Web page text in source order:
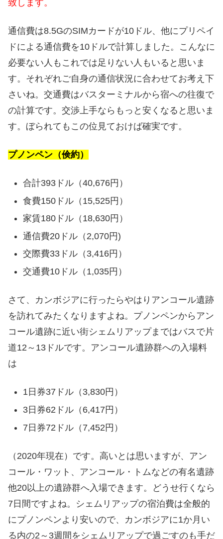
致します。
通信費は8.5GのSIMカードが10ドル、他にプリペイ
ドによる通信費を10ドルで計算しました。こんなに
必要ない人もこれでは足りない人もいると思いま
す。それぞれご自身の通信状況に合わせてお考え下
さいね。交通費はバスターミナルから宿への往復で
の計算です。交渉上手ならもっと安くなると思いま
す。ぼられてもこの位見ておけば確実です。
プノンペン（倹約）
合計393ドル（40,676円）
食費150ドル（15,525円）
家賃180ドル（18,630円）
通信費20ドル（2,070円)
交際費33ドル（3,416円）
交通費10ドル（1,035円）
さて、カンボジアに行ったらやはりアンコール遺跡
を訪れてみたくなりますよね。プノンペンからアン
コール遺跡に近い街シェムリアップまではバスで片
道12～13ドルです。アンコール遺跡群への入場料
は
1日券37ドル（3,830円）
3日券62ドル（6,417円）
7日券72ドル（7,452円）
（2020年現在）です。高いとは思いますが、アン
コール・ワット、アンコール・トムなどの有名遺跡
他20以上の遺跡群へ入場できます。どうせ行くなら
7日間ですよね。シェムリアップの宿泊費は全般的
にプノンペンより安いので、カンボジアに1か月い
る内の2～3週間をシェムリアップで過ごすのも手だ